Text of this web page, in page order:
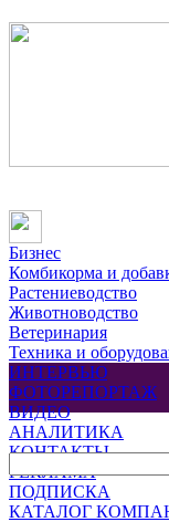
Бизнес
Комбикорма и
Растениеводство
Животноводство
Ветеринария
Техника и
ИНТЕРВЬЮ
ФОТОРЕПОРТАЖ
ВИДЕО
АНАЛИТИКА
КОНТАКТЫ
РЕКЛАМА
ПОДПИСКА
КАТАЛОГ